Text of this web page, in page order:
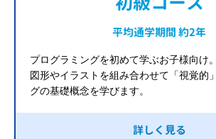
平均通学期間 約2年
プログラミングを初めて学ぶお子様向け。
図形やイラストを組み合わせて「視覚的
グの基礎概念を学びます。
詳しく見る